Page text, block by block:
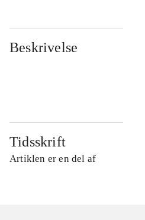
Beskrivelse
Tidsskrift
Artiklen er en del af